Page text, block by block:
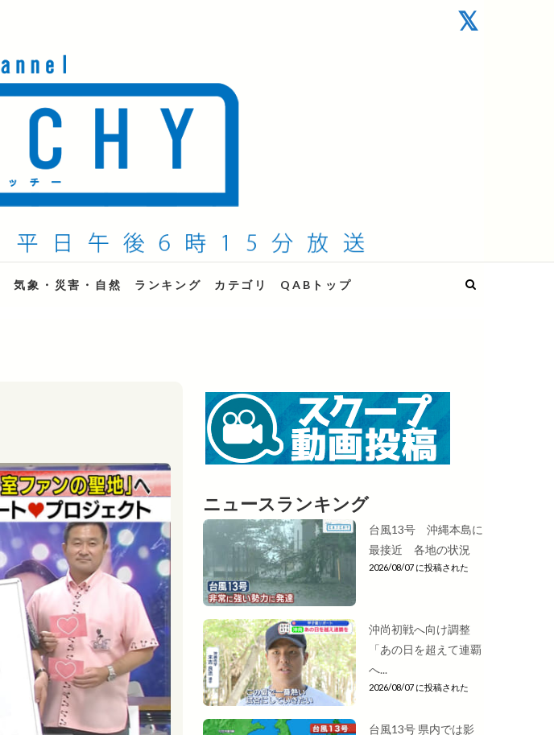
気象・災害・自然 ランキング カテゴリ QABトップ
ニュースランキング
台風13号 沖縄本島に
最接近 各地の状況
2026/08/07 に投稿された
沖尚初戦へ向け調整
「あの日を超えて連覇
へ...
2026/08/07 に投稿された
台風13号 県内では影